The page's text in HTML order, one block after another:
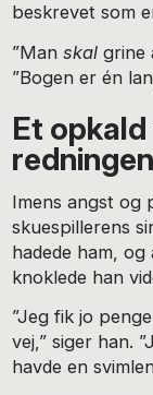
beskrevet som
”Manskal grine
”Bogen er én
Et
redningen
Imens angst og
skuespillerens
hadede ham, og
knoklede han
”Jeg fik jo
vej,” siger han.
havde en